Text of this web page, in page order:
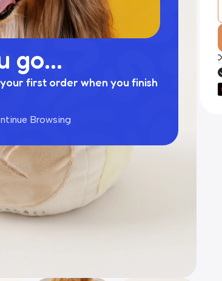
go...
first order when you finish
Browsing